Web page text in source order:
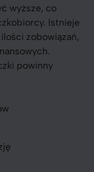
wyższe, co
Istnieje
zobowiązań,
powinny